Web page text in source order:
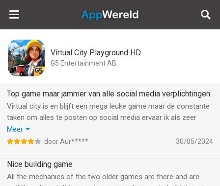
AppWereld
Virtual City Playground HD
G5 Entertainment AB
Top game maar jammer van alle social media verplichtingen
Virtual city is en blijft een mega leuke game maar de constante
taken om alles te posten op social media ervaar ik als zeer
storend, je kunt deze taken ook niet verwijderen, ze blijven
irritant in het beeld staan. Jammer want o wat is het een leuk
Meer
door Aur***** 30/05/2024
Nice building game
All the mechanics of the two older games are there and are